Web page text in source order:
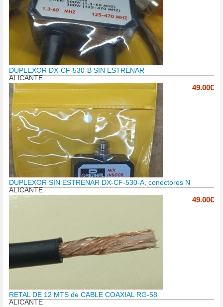
DUPLEXOR DX-CF-530-B SIN ESTRENAR
ALICANTE
49.00€
DUPLEXOR SIN ESTRENAR DX-CF-530-A, conectores N
ALICANTE
49.00€
RETAL DE 12 MTS de CABLE COAXIAL RG-58
ALICANTE